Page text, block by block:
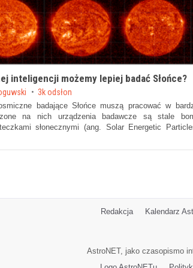
inteligencji możemy lepiej badać Słońce?
3k odsłon
badające Słońce muszą pracować w
na nich urządzenia badawcze są stale
słonecznymi (ang. Solar Energetic
Redakcja Kalendarz
AstroNET, jako czasopismo